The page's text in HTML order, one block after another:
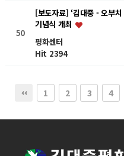
50
[보도자료] ‘김대중 - 오부
기념식 개최
평화센터
Hit 2394
1 2 3 4